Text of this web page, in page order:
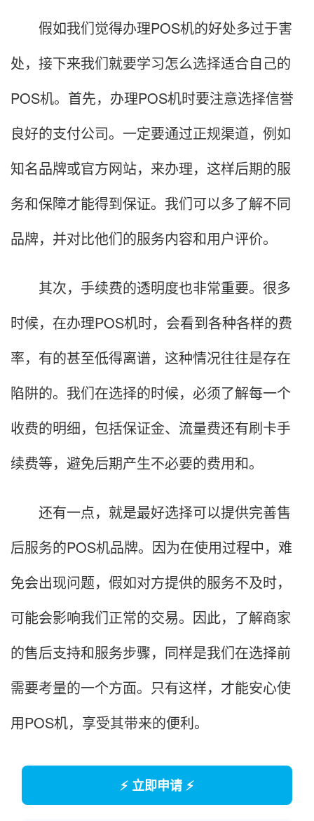
假如我们觉得办理POS机的好处多过于害
处，接下来我们就要学习怎么选择适合自己的
POS机。首先，办理POS机时要注意选择信誉
良好的支付公司。一定要通过正规渠道，例如
知名品牌或官方网站，来办理，这样后期的服
务和保障才能得到保证。我们可以多了解不同
品牌，并对比他们的服务内容和用户评价。
其次，手续费的透明度也非常重要。很多
时候，在办理POS机时，会看到各种各样的费
率，有的甚至低得离谱，这种情况往往是存在
陷阱的。我们在选择的时候，必须了解每一个
收费的明细，包括保证金、流量费还有刷卡手
续费等，避免后期产生不必要的费用和。
还有一点，就是最好选择可以提供完善售
后服务的POS机品牌。因为在使用过程中，难
免会出现问题，假如对方提供的服务不及时，
可能会影响我们正常的交易。因此，了解商家
的售后支持和服务步骤，同样是我们在选择前
需要考量的一个方面。只有这样，才能安心使
用POS机，享受其带来的便利。
⚡ 立即申请 ⚡